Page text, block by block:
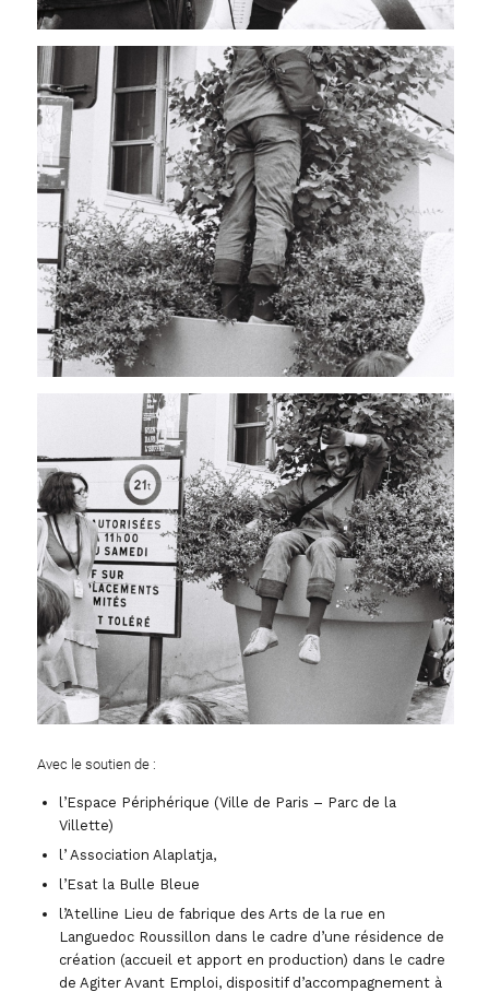
Avec le soutien de :
l’Espace Périphérique (Ville de Paris – Parc de la
Villette)
l’ Association Alaplatja,
l’Esat la Bulle Bleue
l’Atelline Lieu de fabrique des Arts de la rue en
Languedoc Roussillon dans le cadre d’une résidence de
création (accueil et apport en production) dans le cadre
de Agiter Avant Emploi, dispositif d’accompagnement à